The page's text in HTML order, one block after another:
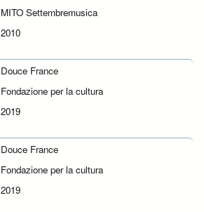
MITO Settembremusica
2010
Douce France
Fondazione per la cultura
2019
Douce France
Fondazione per la cultura
2019